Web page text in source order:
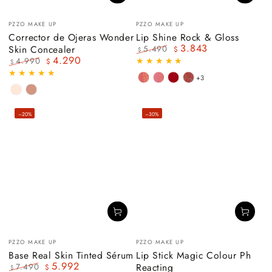
Vendedor:
PZZO MAKE UP
Corrector de Ojeras Wonder
Skin Concealer
Precio
regular
$ 4.990
Precio
$ 4.290
LIGHTMEDIUM
02
Vendedor:
PZZO MAKE UP
Lip Shine Rock & Gloss
Precio
regular
$ 5.490
Precio
de
venta
$ 3.843
STRAWBERRY
BOHEMIAN
BORNWALK
+3
Vendedor:
PZZO MAKE UP
Base Real Skin Tinted Sérum
$ 7.490
$ 5.992
–20%
Vendedor:
PZZO MAKE UP
Lip Stick Magic Colour Ph
Reacting
–30%